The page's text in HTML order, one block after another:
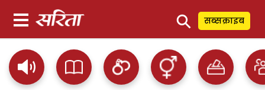
⚲ सब्सक्राइब